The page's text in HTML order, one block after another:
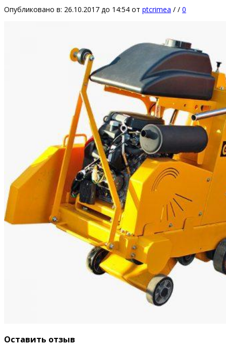
Опубликовано в: 26.10.2017 до 14:54 от ptcrimea / / 0
Оставить отзыв